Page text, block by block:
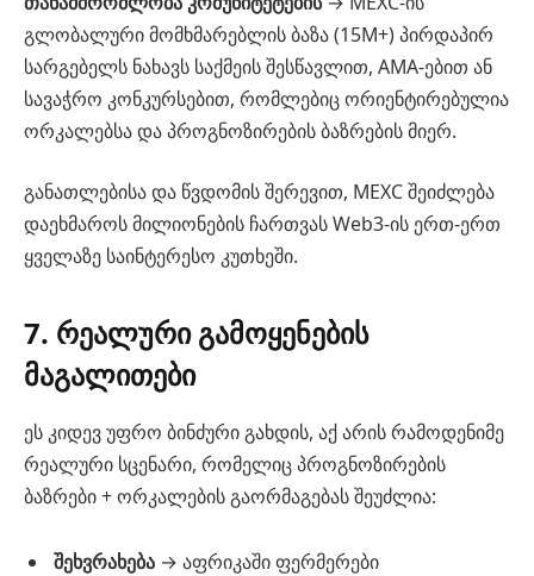
გლობალური მომხმარებლის ბაზა (15M+) პირდაპირ
სარგებელს ნახავს საქმეის შესწავლით, AMA-ებით ან
სავაჭრო კონკურსებით, რომლებიც ორიენტირებულია
ორკალებსა და პროგნოზირების ბაზრების მიერ.
განათლებისა და წვდომის შერევით, MEXC შეიძლება
დაეხმაროს მილიონების ჩართვას Web3-ის ერთ-ერთ
ყველაზე საინტერესო კუთხეში.
7. რეალური გამოყენების
მაგალითები
ეს კიდევ უფრო ბინძური გახდის, აქ არის რამოდენიმე
რეალური სცენარი, რომელიც პროგნოზირების
ბაზრები + ორკალების გაორმაგებას შეუძლია:
შეხვრახება → აფრიკაში ფერმერები